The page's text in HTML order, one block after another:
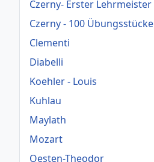
Czerny- Erster Lehrmeister
Czerny - 100 Übungsstücke
Clementi
Diabelli
Koehler - Louis
Kuhlau
Maylath
Mozart
Oesten-Theodor